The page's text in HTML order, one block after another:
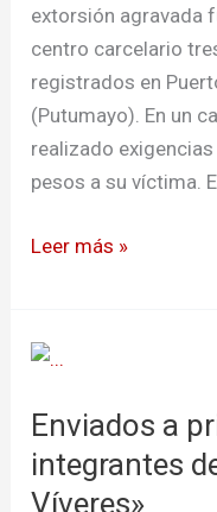
extorsión agravada
centro carcelario
registrados en
(Putumayo). En un
realizado
pesos a su víctima.
Leer más »
Enviados a
integrantes
Víveres»
Enviados
prisión
ocho
integrantes